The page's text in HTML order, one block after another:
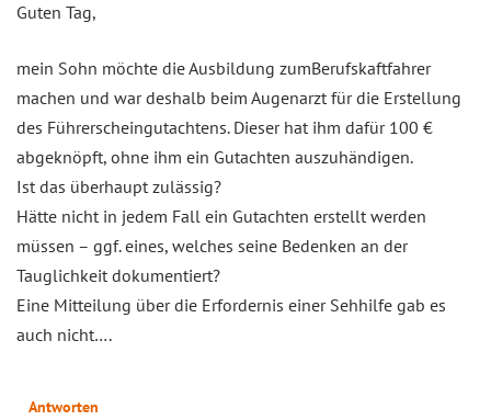
Guten Tag,
mein Sohn möchte die Ausbildung zumBerufskaftfahrer
machen und war deshalb beim Augenarzt für die Erstellung
des Führerscheingutachtens. Dieser hat ihm dafür 100 €
abgeknöpft, ohne ihm ein Gutachten auszuhändigen.
Ist das überhaupt zulässig?
Hätte nicht in jedem Fall ein Gutachten erstellt werden
müssen – ggf. eines, welches seine Bedenken an der
Tauglichkeit dokumentiert?
Eine Mitteilung über die Erfordernis einer Sehhilfe gab es
auch nicht….
Antworten